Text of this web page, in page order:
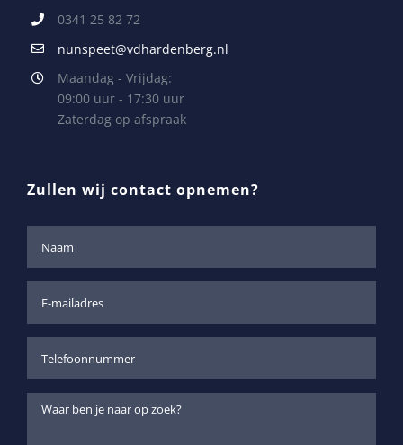
0341 25 82 72
nunspeet@vdhardenberg.nl
Maandag - Vrijdag:
09:00 uur - 17:30 uur
Zaterdag op afspraak
Zullen wij contact opnemen?